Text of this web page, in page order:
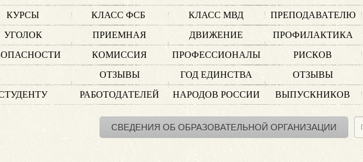
КУРСЫ
КЛАСС ФСБ КЛАСС МВД ПРЕПОДАВАТЕЛЮ
УГОЛОК
ПРИЕМНАЯ
КОМИССИЯ
ДВИЖЕНИЕ
ПРОФЕССИОНАЛЫ
ПРОФИЛАКТИКА
РИСКОВ
ОТЗЫВЫ
РАБОТОДАТЕЛЕЙ
ГОД ЕДИНСТВА
НАРОДОВ РОССИИ
ОТЗЫВЫ
ВЫПУСКНИКОВ
СВЕДЕНИЯ ОБ ОБРАЗОВАТЕЛЬНОЙ ОРГАНИЗАЦИИ